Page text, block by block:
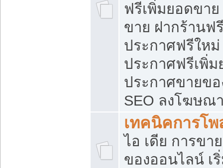
ฟรีเพิ่มยอดขา
ขาย ฝากร้านฟ
ประกาศฟรีใหม่
ประกาศฟรีเพิ่
ประกาศขายข
SEO ลงโฆษณ
เทคนิคการโ
ไอ เดีย การขา
ของออนไลน์ เ